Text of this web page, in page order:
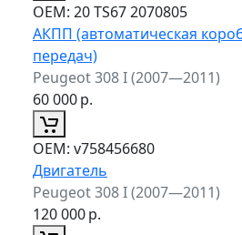
ОЕМ: 20 TS67 2070805
АКПП (автоматическая
передач)
Peugeot 308 I (2007—2011)
60 000р.
ОЕМ: v758456680
Двигатель
Peugeot 308 I (2007—2011)
120 000р.